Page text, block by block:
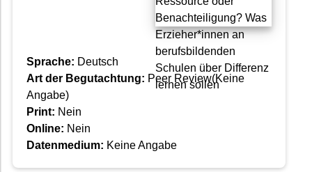
Sprache: Deutsch
Art der Begutachtung: Peer Review(Keine
Angabe)
Print: Nein
Online: Nein
Datenmedium: Keine Angabe